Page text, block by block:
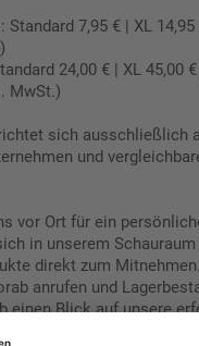
Standard 7,95 € | XL
24,00 € | XL 45,00
MwSt.)
sich ausschließlich
und
vor Ort für ein
in unserem
direkt zum Mitnehmen.
anrufen und
einen Blick auf unsere